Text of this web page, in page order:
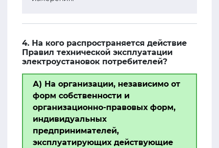
4. На кого распространяется действие
Правил технической эксплуатации
электроустановок потребителей?
А) На организации, независимо от
форм собственности и
организационно-правовых форм,
индивидуальных
предпринимателей,
эксплуатирующих действующие